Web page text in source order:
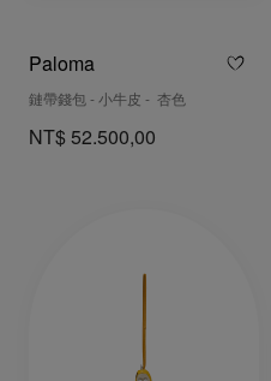
Paloma
鏈帶錢包 - 小牛皮 - 杏色
NT$ 52.500,00